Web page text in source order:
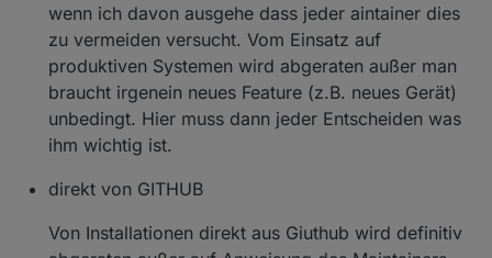
wenn ich davon ausgehe dass jeder aintainer dies
zu vermeiden versucht. Vom Einsatz auf
produktiven Systemen wird abgeraten außer man
braucht irgenein neues Feature (z.B. neues Gerät)
unbedingt. Hier muss dann jeder Entscheiden was
ihm wichtig ist.
direkt von GITHUB
Von Installationen direkt aus Giuthub wird definitiv